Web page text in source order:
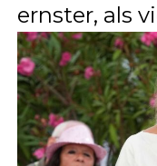
ernster, als